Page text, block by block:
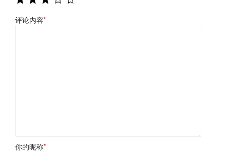
评论内容*
你的昵称*